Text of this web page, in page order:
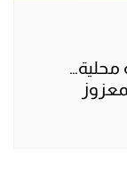
محلية…